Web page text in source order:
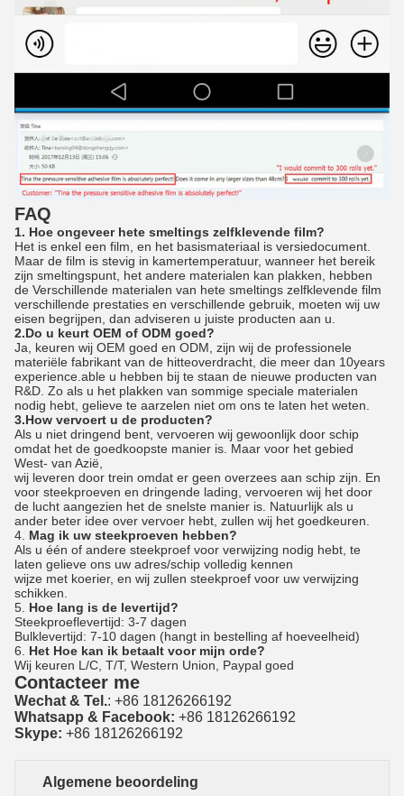
FAQ
1. Hoe ongeveer hete smeltings zelfklevende film?
Het is enkel een film, en het basismateriaal is versiedocument.
Maar de film is stevig in kamertemperatuur, wanneer het bereik
zijn smeltingspunt, het andere materialen kan plakken, hebben
de Verschillende materialen van hete smeltings zelfklevende film
verschillende prestaties en verschillende gebruik, moeten wij uw
eisen begrijpen, dan adviseren u juiste producten aan u.
2.Do u keurt OEM of ODM goed?
Ja, keuren wij OEM goed en ODM, zijn wij de professionele
materiële fabrikant van de hitteoverdracht, die meer dan 10years
experience.able u hebben bij te staan de nieuwe producten van
R&D. Zo als u het plakken van sommige speciale materialen
nodig hebt, gelieve te aarzelen niet om ons te laten het weten.
3.How vervoert u de producten?
Als u niet dringend bent, vervoeren wij gewoonlijk door schip
omdat het de goedkoopste manier is. Maar voor het gebied
West- van Azië,
wij leveren door trein omdat er geen overzees aan schip zijn. En
voor steekproeven en dringende lading, vervoeren wij het door
de lucht aangezien het de snelste manier is. Natuurlijk als u
ander beter idee over vervoer hebt, zullen wij het goedkeuren.
4. Mag ik uw steekproeven hebben?
Als u één of andere steekproef voor verwijzing nodig hebt, te
laten gelieve ons uw adres/schip volledig kennen
wijze met koerier, en wij zullen steekproef voor uw verwijzing
schikken.
5. Hoe lang is de levertijd?
Steekproeflevertijd: 3-7 dagen
Bulklevertijd: 7-10 dagen (hangt in bestelling af hoeveelheid)
6. Het Hoe kan ik betaalt voor mijn orde?
Wij keuren L/C, T/T, Western Union, Paypal goed
Contacteer me
Wechat & Tel.: +86 18126266192
Whatsapp & Facebook: +86 18126266192
Skype: +86 18126266192
Algemene beoordeling